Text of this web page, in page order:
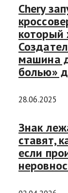
Chery
который
машина
болью»
28.06.2025
Знак
ставят,
если